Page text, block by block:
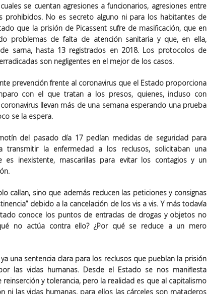
se cuentan agresiones a funcionarios, agresiones entre
prohibidos. No es secreto alguno ni para los habitantes de
que la prisión de Picassent sufre de masificación, que en
problemas de falta de atención sanitaria y que, en ella,
sarna, hasta 13 registrados en 2018. Los protocolos de
son negligentes en el mejor de los casos.
prevención frente al coronavirus que el Estado proporciona
con el que tratan a los presos, quienes, incluso con
llevan más de una semana esperando una prueba
se la espera.
del pasado día 17 pedían medidas de seguridad para
transmitir la enfermedad a los reclusos, solicitaban una
es inexistente, mascarillas para evitar los contagios y un
callan, sino que además reducen las peticiones y consignas
debido a la cancelación de los vis a vis. Y más todavía
conoce los puntos de entradas de drogas y objetos no
no actúa contra ello? ¿Por qué se reduce a un mero
una sentencia clara para los reclusos que pueblan la prisión
las vidas humanas. Desde el Estado se nos manifiesta
y tolerancia, pero la realidad es que al capitalismo
ni las vidas humanas, para ellos las cárceles son mataderos